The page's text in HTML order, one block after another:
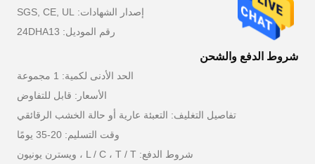
إصدار الشهادات: SGS, CE, UL
رقم الموديل: 24DHA13
شروط الدفع والشحن
الحد الأدنى لكمية: 1 مجموعة
الأسعار: قابل للتفاوض
تفاصيل التغليف: التعبئة عارية أو حالة الخشب الرقائقي
وقت التسليم: 20-35 يومًا
شروط الدفع: L / C ، T / T ، ويسترن يونيون